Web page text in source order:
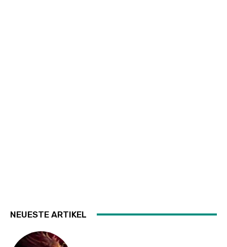
NEUESTE ARTIKEL